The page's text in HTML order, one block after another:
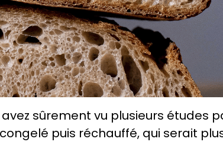
sûrement vu plusieurs études
puis réchauffé, qui serait